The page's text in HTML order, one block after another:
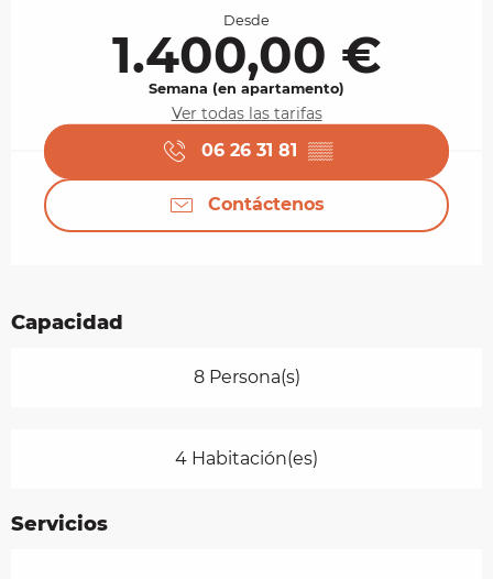
Desde
1.400,00 €
Semana (en apartamento)
Ver todas las tarifas
06 26 31 81 ▒▒
Contáctenos
Capacidad
8 Persona(s)
4 Habitación(es)
Servicios